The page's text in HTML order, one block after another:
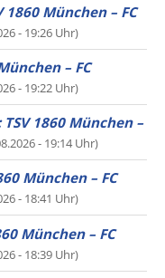
München – FC
- 19:26 Uhr)
– FC
- 19:22 Uhr)
1860 München –
- 19:14 Uhr)
München – FC
- 18:41 Uhr)
München – FC
- 18:39 Uhr)